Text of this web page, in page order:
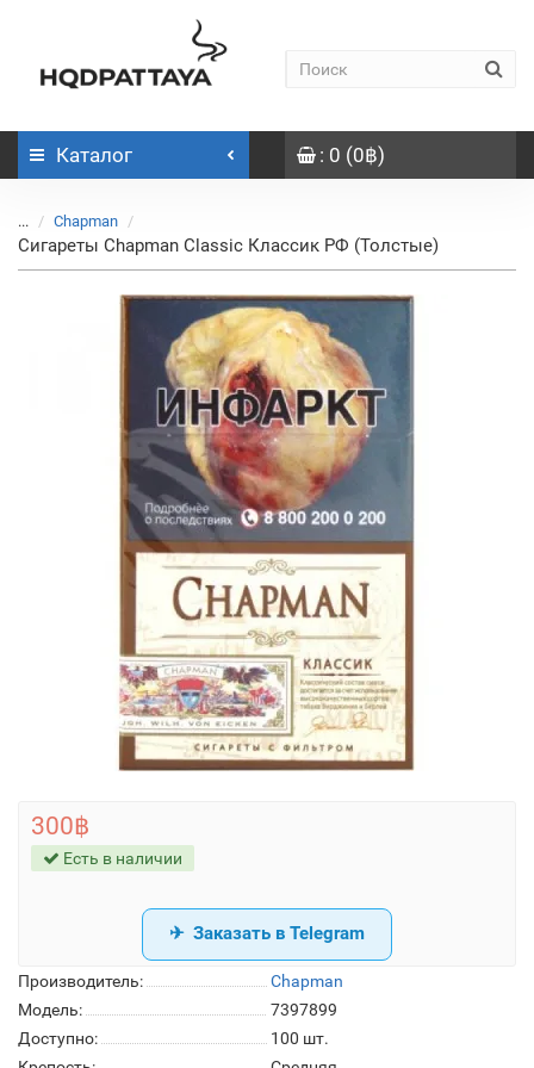
Каталог : 0 (0฿)
... Chapman
Сигареты Chapman Classic Классик РФ (Толстые)
Производитель:
Chapman
Модель:
7397899
Доступно:
100 шт.
300฿
Есть в наличии
Заказать в Telegram